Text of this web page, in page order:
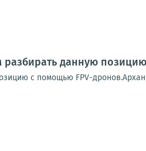
разбирать данную
с помощью FPV-